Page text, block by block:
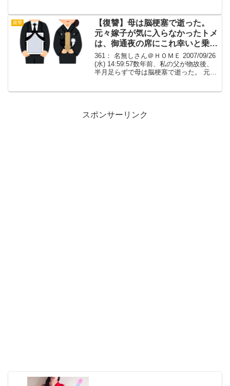
あげく担任（女。中年）...
復讐
【復讐】母は脳梗塞で逝った。
元々嫁子が気に入らなかったトメ
は、御通夜の席にこれ幸いと乗り
込んできて●にも劣る暴.言.。
361： 名無しさん＠ＨＯＭＥ 2007/09/26
(水) 14:59:57数年前、私の父が物故後、
半月足らずで母は脳梗塞で逝った。 元々
スポンサーリンク